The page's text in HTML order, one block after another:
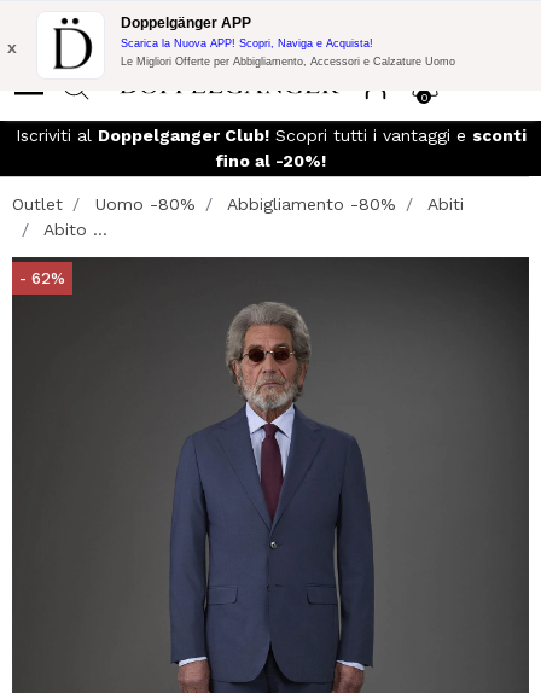
Promo Flash:
10% di Extra Sconto su 300€ di Acquisto con codice:
DOPPEL300
0
x
Doppelgänger APP
Scarica la Nuova APP! Scopri, Naviga e Acquista!
Le Migliori Offerte per Abbigliamento, Accessori e Calzature Uomo
Iscriviti al Doppelganger Club!Scopri tutti i vantaggi e sconti
fino al -20%!
Outlet Uomo -80% Abbigliamento -80%
Abiti
Abito ...
- 62%